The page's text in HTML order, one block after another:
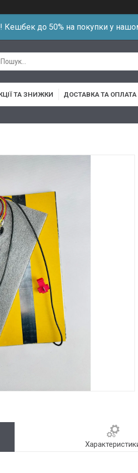
Кешбек до 50% на покупки у
ТА ЗНИЖКИ ДОСТАВКА ТА ОПЛАТА